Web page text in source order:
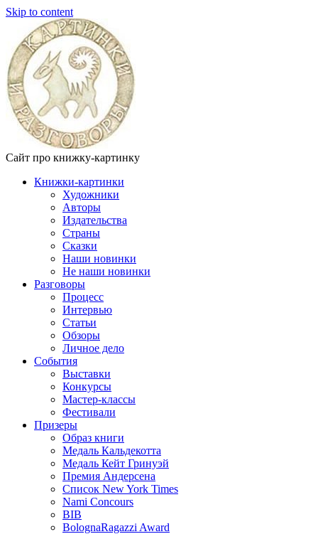
Skip to content
Сайт про книжку-картинку
Книжки-картинки
Художники
Авторы
Издательства
Страны
Сказки
Наши новинки
Не наши новинки
Разговоры
Процесс
Интервью
Статьи
Обзоры
Личное дело
События
Выставки
Конкурсы
Мастер-классы
Фестивали
Призеры
Образ книги
Медаль Кальдекотта
Медаль Кейт Гринуэй
Премия Андерсена
Список New York Times
Nami Concours
BIB
BolognaRagazzi Award